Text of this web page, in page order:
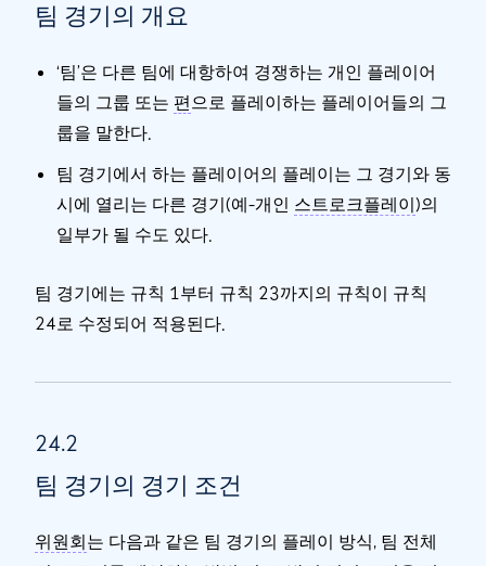
팀 경기의 개요
‘팀’은 다른 팀에 대항하여 경쟁하는 개인 플레이어
들의 그룹 또는 편으로 플레이하는 플레이어들의 그
룹을 말한다.
팀 경기에서 하는 플레이어의 플레이는 그 경기와 동
시에 열리는 다른 경기(예-개인 스트로크플레이)의
일부가 될 수도 있다.
팀 경기에는 규칙 1부터 규칙 23까지의 규칙이 규칙
24로 수정되어 적용된다.
24.2
팀 경기의 경기 조건
위원회는 다음과 같은 팀 경기의 플레이 방식, 팀 전체